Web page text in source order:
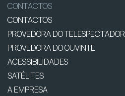
CONTACTOS
CONTACTOS
PROVEDORA DO TELESPECTADOR
PROVEDORA DO OUVINTE
ACESSIBILIDADES
SATÉLITES
A EMPRESA